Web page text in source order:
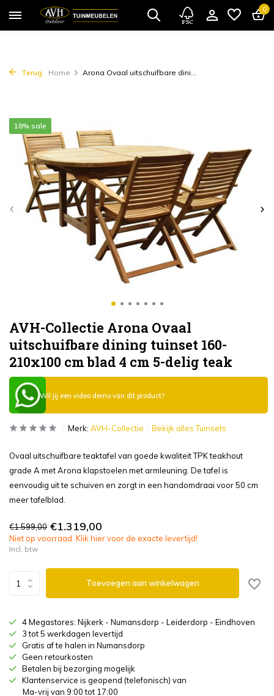
0
Terug Home Arona Ovaal uitschuifbare dini...
AVH-Collectie Arona Ovaal
uitschuifbare dining tuinset 160-
210x100 cm blad 4 cm 5-delig teak
18% sale
Wil jij een video demo van dit product?
Merk: AVH-Collectie Bekijk alles Tuinsets
Ovaal uitschuifbare teaktafel van goede kwaliteit TPK teakhout
grade A met Arona klapstoelen met armleuning. De tafel is
eenvoudig uit te schuiven en zorgt in een handomdraai voor 50 cm
meer tafelblad.
€1.599,00 €1.319,00
Niet op voorraad. Klik hier voor de exacte levertijd!
Incl. btw
Toevoegen aan winkelwagen
4 Megastores: Nijkerk - Numansdorp - Leiderdorp - Eindhoven
3 tot 5 werkdagen levertijd
Gratis af te halen in Numansdorp
Geen retourkosten
Betalen bij bezorging mogelijk
Klantenservice is geopend (telefonisch) van
Ma-vrij van 9:00 tot 17:00